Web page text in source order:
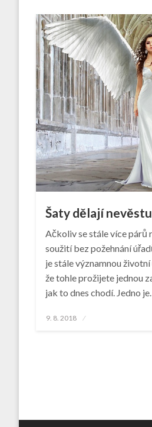
Šaty dělají nevěstu
Ačkoliv se stále více párů
soužití bez požehnání
je stále významnou
že tohle prožijete jednou
jak to dnes chodí. Jedno je…
Posted
9. 8. 2018